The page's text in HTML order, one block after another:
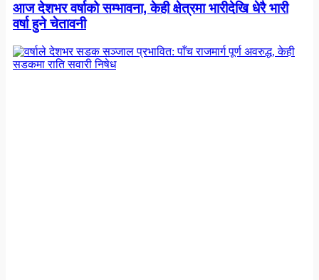
आज देशभर वर्षाको सम्भावना, केही क्षेत्रमा भारीदेखि धेरै भारी
वर्षा हुने चेतावनी